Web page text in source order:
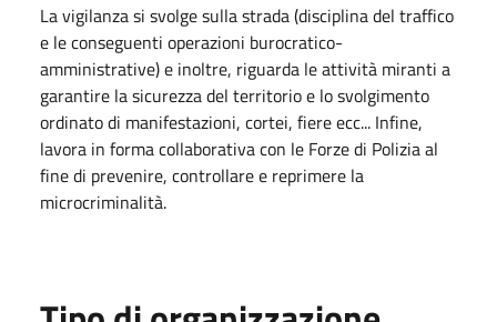
La vigilanza si svolge sulla strada (disciplina del traffico
e le conseguenti operazioni burocratico-
amministrative) e inoltre, riguarda le attività miranti a
garantire la sicurezza del territorio e lo svolgimento
ordinato di manifestazioni, cortei, fiere ecc... Infine,
lavora in forma collaborativa con le Forze di Polizia al
fine di prevenire, controllare e reprimere la
microcriminalità.